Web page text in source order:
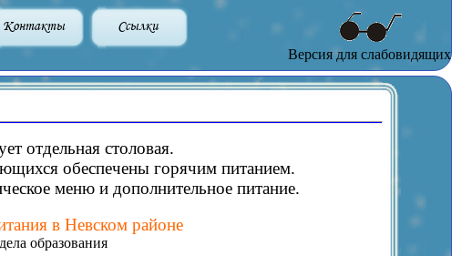
Контакты Ссылки
Версия для слабовидящих
отдельная столовая.
обеспечены горячим питанием.
меню и дополнительное питание.
в Невском районе
образования